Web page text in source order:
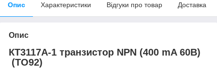
Опис Характеристики Відгуки про товар Доставка
Опис
КТ3117А-1 транзистор NPN (400 mA 60В)
(ТО92)